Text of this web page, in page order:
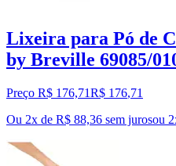
Lixeira para Pó de
by Breville 69085/
Preço R$ 176,71R$ 176,71
Ou 2x de R$ 88,36 sem jurosou 2